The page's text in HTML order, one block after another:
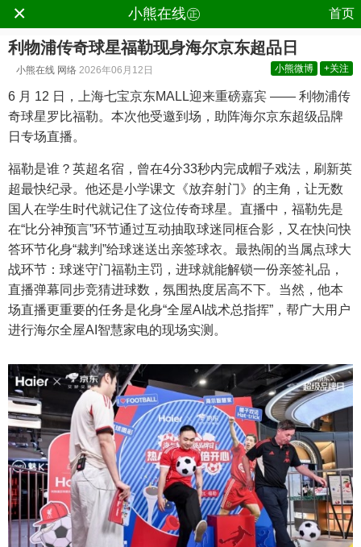
× 小熊在线㊣ 首页
利物浦传奇球星福勒现身海尔京东超品日
小熊在线 网络 2026年06月12日 小熊微博 +关注
6 月 12 日，上海七宝京东MALL迎来重磅嘉宾 —— 利物浦传
奇球星罗比福勒。本次他受邀到场，助阵海尔京东超级品牌
日专场直播。
福勒是谁？英超名宿，曾在4分33秒内完成帽子戏法，刷新英
超最快纪录。他还是小学课文《放弃射门》的主角，让无数
国人在学生时代就记住了这位传奇球星。直播中，福勒先是
在“比分神预言”环节通过互动抽取球迷同框合影，又在快问快
答环节化身“裁判”给球迷送出亲签球衣。最热闹的当属点球大
战环节：球迷守门福勒主罚，进球就能解锁一份亲签礼品，
直播弹幕同步竞猜进球数，氛围热度居高不下。当然，他本
场直播更重要的任务是化身“全屋AI战术总指挥”，帮广大用户
进行海尔全屋AI智慧家电的现场实测。